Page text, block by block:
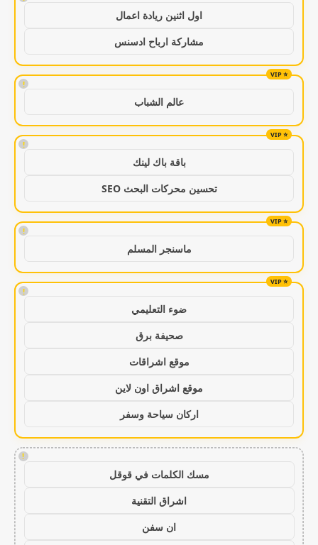
اول اثنين ريادة اعمال
مشاركة ارباح ادسنس
!
عالم الشباب
!
باقة باك لينك
تحسين محركات البحث SEO
!
ماسنجر المسلم
!
ضوء التعليمي
صحيفة برق
موقع اشراقات
موقع اشراق اون لاين
اركان سياحة وسفر
!
مسك الكلمات في قوقل
اشراق التقنية
ان سفن